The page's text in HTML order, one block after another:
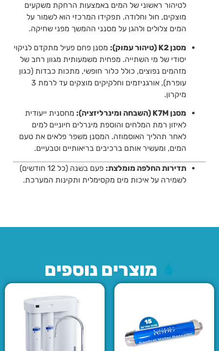
לטיהור ראשוני של המים באמצעות הרחקת משקעים
מוצקים, חול וחלודה. תפקידו המרכזי הוא לשמור על
המים צלולים ולהגן על מסנני ההמשך מפני שחיקה.
מסנן K2 (טיהור עמוק):
מסנן פחם פעיל מתקדם לניקוי
יסודי של מי השתייה. מפחית משמעותית מגוון רחב של
מזהמים נפוצים, כולל כלור חופשי, מתכות כבדות (כגון
עופרת), אורגניזמים וחלקיקים מוצקים עד לרמת 3
מיקרון.
מסנן K7M (השבחה ומינרליזציה):
מחסנית ייעודית
לאיזון רמת המלחים והוספת מינרלים חיוניים למים
לאחר תהליך האוסמוזה. המסנן משפר פלאים את טעם
המים, ומעשיר אותם ברכיבים בריאותיים וטבעיים.
תדירות החלפה מומלצת:
פעם בשנה (כל 12 חודשים)
לשמירה על איכות מים מקסימלית ותקינות המערכת.
מוצרים נוספים